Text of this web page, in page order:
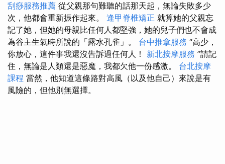
刮痧服務推薦 從父親那句難聽的話那天起，無論失敗多少
次，他都會重新振作起來。 逢甲脊椎矯正 就算她的父親忘
記了她，但她的母親比任何人都堅強，她的兒子們也不會成
為谷主生氣時所說的「露水孔雀」。 台中推拿服務 “高少，
你放心，這件事我還沒告訴過任何人！ 新北按摩服務 ”請記
住，無論是人類還是惡魔，我都欠他一份感激。 台北按摩
課程 當然，他知道這條路對高風（以及他自己）來說是有
風險的，但他別無選擇。